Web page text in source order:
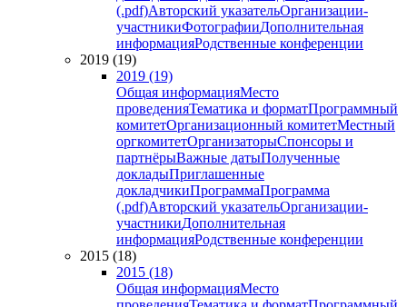
(.pdf)Авторский указательОрганизации-
участникиФотографииДополнительная
информацияРодственные конференции
2019 (19)
2019 (19)
Общая информацияМесто
проведенияТематика и форматПрограммный
комитетОрганизационный комитетМестный
оргкомитетОрганизаторыСпонсоры и
партнёрыВажные датыПолученные
докладыПриглашенные
докладчикиПрограммаПрограмма
(.pdf)Авторский указательОрганизации-
участникиДополнительная
информацияРодственные конференции
2015 (18)
2015 (18)
Общая информацияМесто